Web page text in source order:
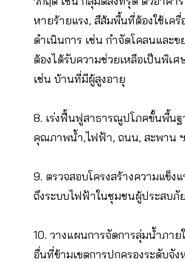
หายร้ายแรง, สีส้มพื้นที่ต้องใช้เครื่
ดำเนินการ เช่น กำจัดโคลนและข
ต้องได้รับความช่วยเหลือเป็นพิเ
เช่น บ้านที่มีผู้สูงอายุ
8. เร่งฟื้นฟูสาธารณูปโภคขั้นพื้นฐ
คุณภาพน้ำ,ไฟฟ้า, ถนน, สะพาน
9. ตรวจสอบโครงสร้างความแข็ง
ถึงระบบไฟฟ้าในชุมชนผู้ประสบภั
10. วางแผนการจัดการลุ่มน้ำภา
อื่นที่ข้ามเขตการปกครองระดับจัง